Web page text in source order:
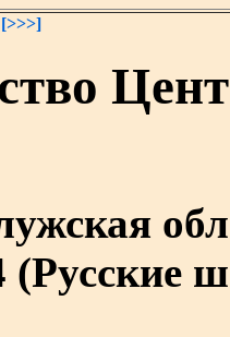
[>>>]
(Русские